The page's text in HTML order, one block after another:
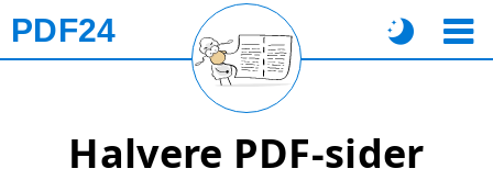
PDF24
Halvere PDF-sider